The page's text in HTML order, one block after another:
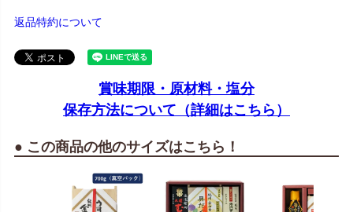
返品特約について
賞味期限・原材料・塩分
保存方法について（詳細はこちら）
● この商品の他のサイズはこちら！